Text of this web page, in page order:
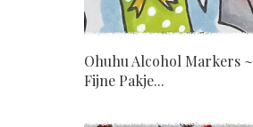
Ohuhu Alcohol Markers ~
Fijne Pakje...